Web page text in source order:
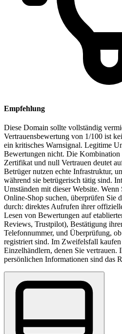
Empfehlung
Diese Domain sollte vollständig
Vertrauensbewertung von 1/100 ist
ein kritisches Warnsignal. Legitime
Bewertungen nicht. Die Kombination
Zertifikat und null Vertrauen deutet
Betrüger nutzen echte Infrastruktur,
während sie betrügerisch tätig sind.
Umständen mit dieser Website.
Online-Shop suchen, überprüfen Sie
durch: direktes Aufrufen ihrer
Lesen von Bewertungen auf
Reviews, Trustpilot), Bestätigung
Telefonnummer, und Überprüfung,
registriert sind. Im Zweifelsfall
Einzelhändlern, denen Sie vertrauen.
persönlichen Informationen sind das